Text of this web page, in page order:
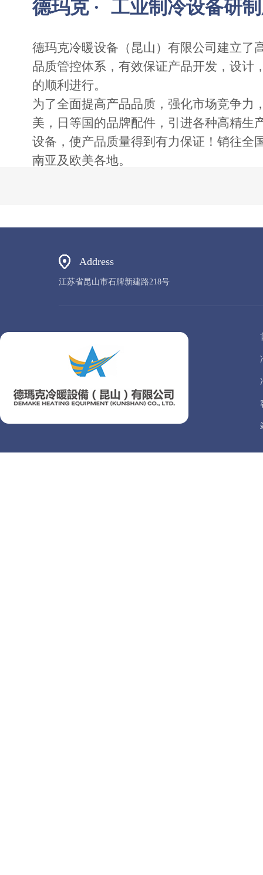
德玛克 · 工业制冷设备研
德玛克冷暖设备（昆山）有限公司建立了
品质管控体系，有效保证产品开发，设计
的顺利进行。
为了全面提高产品品质，强化市场竞争力
美，日等国的品牌配件，引进各种高精生
设备，使产品质量得到有力保证！销往全
南亚及欧美各地。
Address
江苏省昆山市石牌新建路218号